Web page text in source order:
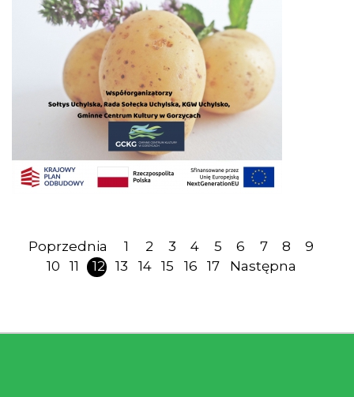
Poprzednia 1 2 3 4 5 6 7 8
9
10
11 12 13 14 15 16 17 Następna